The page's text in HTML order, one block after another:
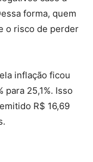
forma, quem
o risco de perder
inflação ficou
para 25,1%. Isso
R$ 16,69